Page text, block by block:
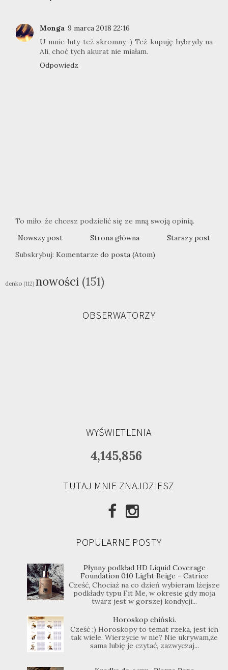
Monga 9 marca 2018 22:16
U mnie luty też skromny :) Też kupuję hybrydy na
Ali, choć tych akurat nie miałam.
Odpowiedz
To miło, że chcesz podzielić się ze mną swoją opinią.
Nowszy post
Starszy post
Strona główna
Subskrybuj: Komentarze do posta (Atom)
denko (112) nowości (151)
OBSERWATORZY
WYŚWIETLENIA
4,145,856
TUTAJ MNIE ZNAJDZIESZ
POPULARNE POSTY
Płynny podkład HD Liquid Coverage
Foundation 010 Light Beige - Catrice
Cześć, Chociaż na co dzień wybieram lżejsze
podkłady typu Fit Me, w okresie gdy moja
twarz jest w gorszej kondycji...
Horoskop chiński.
Cześć ;) Horoskopy to temat rzeka, jest ich
tak wiele. Wierzycie w nie? Nie ukrywam,że
sama lubię je czytać, zazwyczaj...